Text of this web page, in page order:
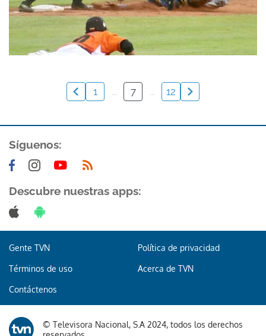
1 ... 7 ... 12
Síguenos:
Descubre nuestras apps:
Gente TVN Política de privacidad
Términos de uso Acerca de TVN
Contáctenos
© Televisora Nacional, S.A 2024, todos los derechos